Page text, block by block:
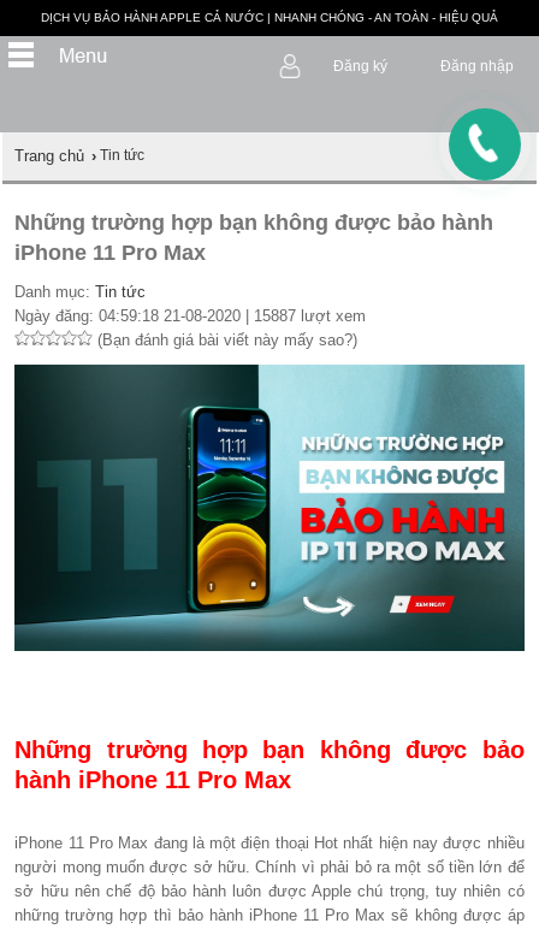
DỊCH VỤ BẢO HÀNH APPLE CẢ NƯỚC | NHANH CHÓNG - AN TOÀN - HIỆU QUẢ
Đăng nhập
Đăng ký
Trang chủ › Tin tức
Những trường hợp bạn không được bảo hành
iPhone 11 Pro Max
Danh mục:Tin tức
Ngày đăng: 04:59:18 21-08-2020 | 15887 lượt xem
(Bạn đánh giá bài viết này mấy sao?)
Những trường hợp bạn không được bảo
hành iPhone 11 Pro Max
iPhone 11 Pro Max đang là một điện thoại Hot nhất hiện nay được nhiều
người mong muốn được sở hữu. Chính vì phải bỏ ra một số tiền lớn để
sở hữu nên chế độ bảo hành luôn được Apple chú trọng, tuy nhiên có
những trường hợp thì bảo hành iPhone 11 Pro Max sẽ không được áp